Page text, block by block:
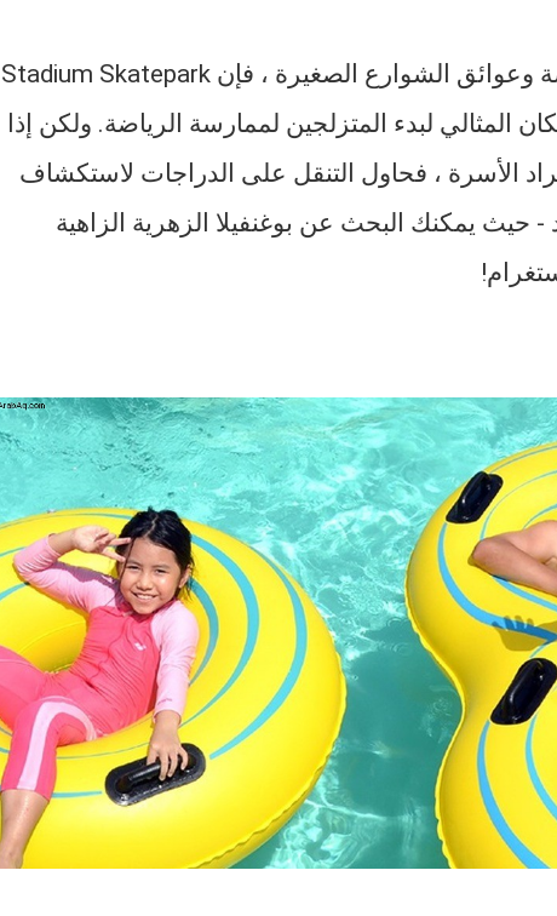
مع المنحدر الصغير والقضبان المنخفضة وعوائق الشوارع الصغيرة ، فإن Stadium Skatepark
المثالي لبدء المتزلجين لممارسة الرياضة. ولكن إذا
الأسرة ، فحاول التنقل على الدراجات لاستكشاف
- حيث يمكنك البحث عن بوغنفيلا الزهرية الزاهية